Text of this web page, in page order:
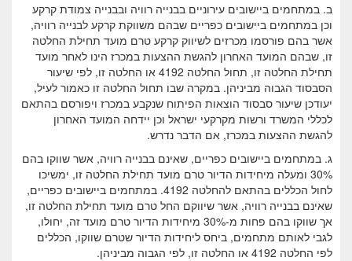
ב. במתחמים ביישובים עירוניים בבנייה רוויה ובבנייה צמודת קרקע
וכן במתחמים ביישובים כפריים שבהם משווקת קרקע לבנייה רוויה,
אשר בהם פורסמו מכרזים לשיווק קרקע טרם מועד תחילת החלטה
זו, שבהם המועד האחרון להגשת ההצעות במכרז הינו לאחר מועד
תחילת החלטה זו, תחול החלטה 4192 או החלטה זו, לפי שיעור
הסבסוד הגבוה מביניהן. במקרה שבו תחול החלטה זו כאמור לעיל,
יעודכן שיעור סבסוד הוצאות הפיתוח שנקבע במכרז ויפורסם בהתאם
לכללי המשרד ורשות מקרקעי ישראל וכן יידחה המועד האחרון
להגשת ההצעות במכרז, אם הדבר נדרש.
ג. במתחמים ביישובים כפריים, שאינם בבנייה רוויה, אשר שווקו בהם
30% ומעלה מיחידות הדיור טרם מועד תחילת החלטה זו, ימשיכו
לחול הכללים בהתאם להחלטה 4192. במתחמים ביישובים כפריים,
שאינם בבנייה רוויה, אשר שיווקם החל טרם מועד תחילת החלטה זו,
אך שווקו בהם פחות מ-30% מיחידות הדיור טרם מועד זה, יחולו,
לגבי לאותם מתחמים, ביחס ליחידות הדיור שטרם שווקו, הכללים
לפי החלטה 4192 או החלטה זו, לפי הגבוה מביניהן.